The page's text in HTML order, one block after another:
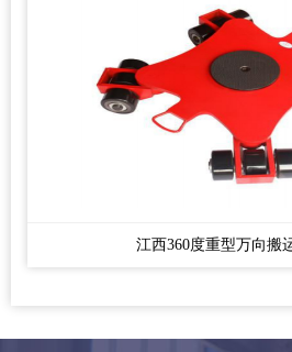
江西360度重型万向搬